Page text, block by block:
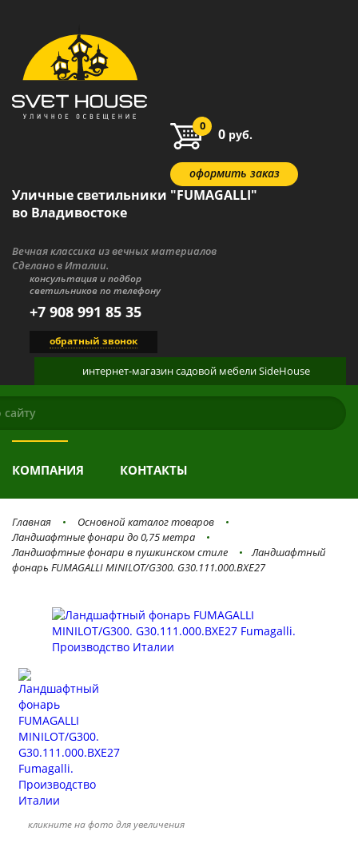
0 0 руб.
оформить заказ
Уличные светильники "FUMAGALLI"
во Владивостоке
Вечная классика из вечных материалов
Сделано в Италии.
консультация и подбор
светильников по телефону
+7 908 991 85 35
обратный звонок
интернет-магазинсадовой мебелиSideHouse
КАТАЛОГ
КОМПАНИЯ КОНТАКТЫ
Главная
Основной каталог товаров
Ландшафтные фонари до 0,75 метра
Ландшафтные фонари в пушкинском стиле
Ландшафтный
фонарь FUMAGALLI MINILOT/G300. G30.111.000.BXE27
кликните на фото для увеличения